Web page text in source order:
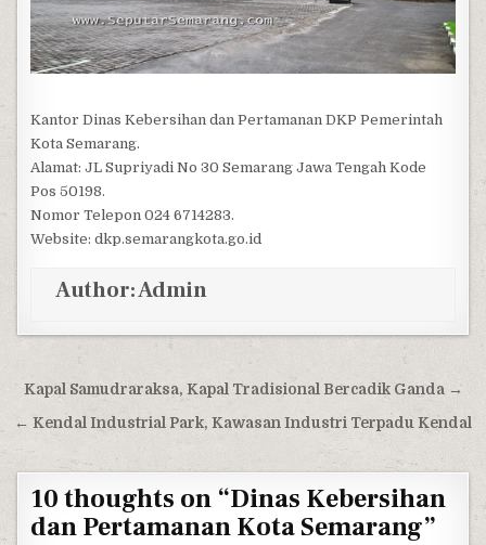
Kantor Dinas Kebersihan dan Pertamanan DKP Pemerintah
Kota Semarang.
Alamat: JL Supriyadi No 30 Semarang Jawa Tengah Kode
Pos 50198.
Nomor Telepon 024 6714283.
Website: dkp.semarangkota.go.id
Author:Admin
Post navigation
Kapal Samudraraksa, Kapal Tradisional Bercadik Ganda →
← Kendal Industrial Park, Kawasan Industri Terpadu Kendal
10 thoughts on “Dinas Kebersihan
dan Pertamanan Kota Semarang”